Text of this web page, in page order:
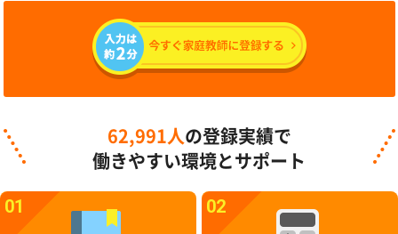
62,991人 の登録実績で
働きやすい環境とサポート
01 02